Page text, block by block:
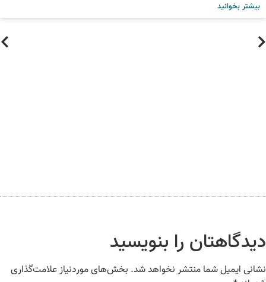
بیشتر بخوانید
را بنویسید
ایمیل شما منتشر نخواهد شد.بخش‌های موردنیاز علامت‌گذاری